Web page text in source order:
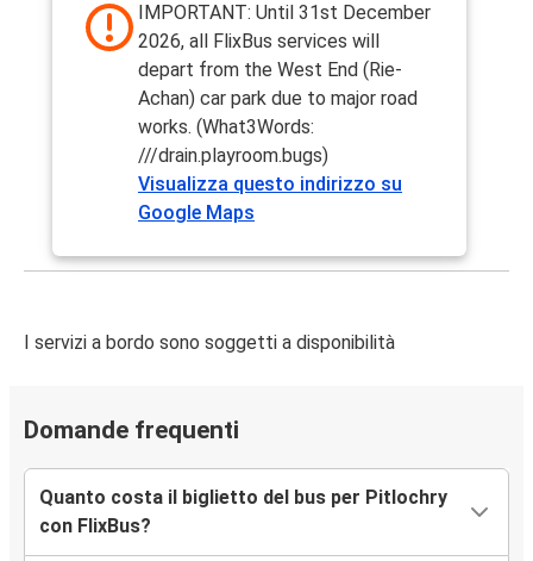
IMPORTANT: Until 31st December
2026, all FlixBus services will
depart from the West End (Rie-
Achan) car park due to major road
works. (What3Words:
///drain.playroom.bugs)
Visualizza questo indirizzo su
Google Maps
I servizi a bordo sono soggetti a disponibilità
Domande frequenti
Quanto costa il biglietto del bus per Pitlochry
con FlixBus?